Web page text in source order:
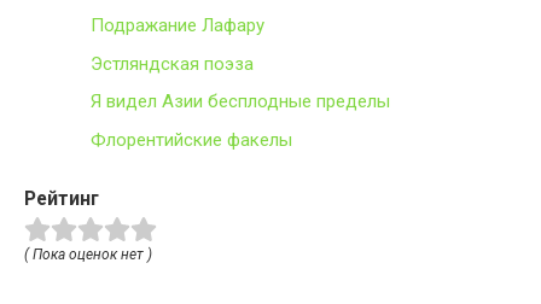
Подражание Лафару
Эстляндская поэза
Я видел Азии бесплодные пределы
Флорентийские факелы
Рейтинг
( Пока оценок нет )